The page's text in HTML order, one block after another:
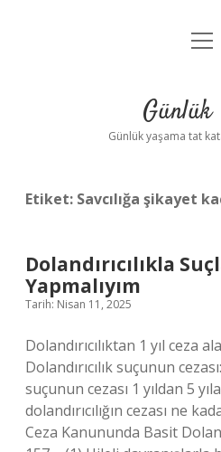
Yasal
Günlük yaşama tat
Etiket: Savcılığa şikayet
Dolandırıcılıkla
Yapmalıyım
Tarih: Nisan 11, 2025
Dolandırıcılıktan 1 yıl ceza
Dolandırıcılık suçunun
suçunun cezası 1 yıldan 5
dolandırıcılığın cezası ne
Ceza Kanununda Basit